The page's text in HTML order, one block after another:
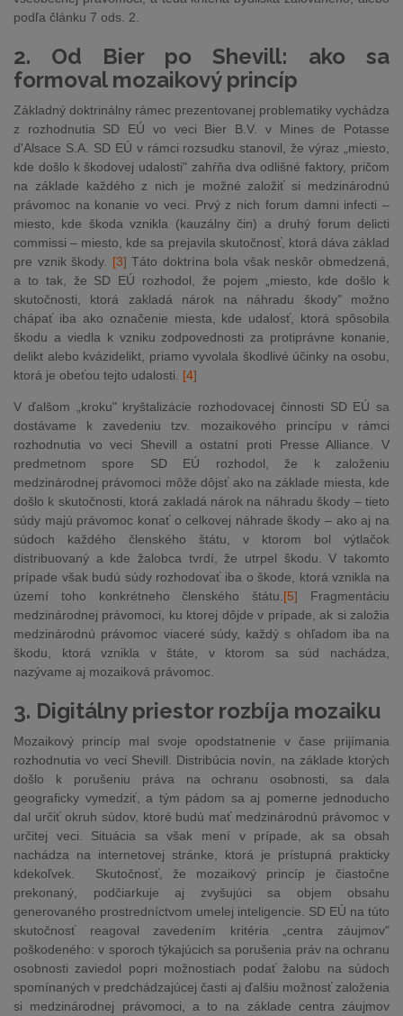
podľa článku 7 ods. 2.
2. Od Bier po Shevill: ako sa
formoval mozaikový princíp
Základný doktrinálny rámec prezentovanej problematiky vychádza
z rozhodnutia SD EÚ vo veci Bier B.V. v Mines de Potasse
d'Alsace S.A. SD EÚ v rámci rozsudku stanovil, že výraz „miesto,
kde došlo k škodovej udalosti" zahŕňa dva odlišné faktory, pričom
na základe každého z nich je možné založiť si medzinárodnú
právomoc na konanie vo veci. Prvý z nich forum damni infecti –
miesto, kde škoda vznikla (kauzálny čin) a druhý forum delicti
commissi – miesto, kde sa prejavila skutočnosť, ktorá dáva základ
pre vznik škody. [3] Táto doktrína bola však neskôr obmedzená,
a to tak, že SD EÚ rozhodol, že pojem „miesto, kde došlo k
skutočnosti, ktorá zakladá nárok na náhradu škody" možno
chápať iba ako označenie miesta, kde udalosť, ktorá spôsobila
škodu a viedla k vzniku zodpovednosti za protiprávne konanie,
delikt alebo kvázidelikt, priamo vyvolala škodlivé účinky na osobu,
ktorá je obeťou tejto udalosti. [4]
V ďalšom „kroku" kryštalizácie rozhodovacej činnosti SD EÚ sa
dostávame k zavedeniu tzv. mozaikového princípu v rámci
rozhodnutia vo veci Shevill a ostatní proti Presse Alliance. V
predmetnom spore SD EÚ rozhodol, že k založeniu
medzinárodnej právomoci môže dôjsť ako na základe miesta, kde
došlo k skutočnosti, ktorá zakladá nárok na náhradu škody – tieto
súdy majú právomoc konať o celkovej náhrade škody – ako aj na
súdoch každého členského štátu, v ktorom bol výtlačok
distribuovaný a kde žalobca tvrdí, že utrpel škodu. V takomto
prípade však budú súdy rozhodovať iba o škode, ktorá vznikla na
území toho konkrétneho členského štátu. [5] Fragmentáciu
medzinárodnej právomoci, ku ktorej dôjde v prípade, ak si založia
medzinárodnú právomoc viaceré súdy, každý s ohľadom iba na
škodu, ktorá vznikla v štáte, v ktorom sa súd nachádza,
nazývame aj mozaiková právomoc.
3. Digitálny priestor rozbíja mozaiku
Mozaikový princíp mal svoje opodstatnenie v čase prijímania
rozhodnutia vo veci Shevill. Distribúcia novín, na základe ktorých
došlo k porušeniu práva na ochranu osobnosti, sa dala
geograficky vymedziť, a tým pádom sa aj pomerne jednoducho
dal určiť okruh súdov, ktoré budú mať medzinárodnú právomoc v
určitej veci. Situácia sa však mení v prípade, ak sa obsah
nachádza na internetovej stránke, ktorá je prístupná prakticky
kdekoľvek. Skutočnosť, že mozaikový princíp je čiastočne
prekonaný, podčiarkuje aj zvyšujúci sa objem obsahu
generovaného prostredníctvom umelej inteligencie. SD EÚ na túto
skutočnosť reagoval zavedením kritéria „centra záujmov"
poškodeného: v sporoch týkajúcich sa porušenia práv na ochranu
osobnosti zaviedol popri možnostiach podať žalobu na súdoch
spomínaných v predchádzajúcej časti aj ďalšiu možnosť založenia
si medzinárodnej právomoci, a to na základe centra záujmov